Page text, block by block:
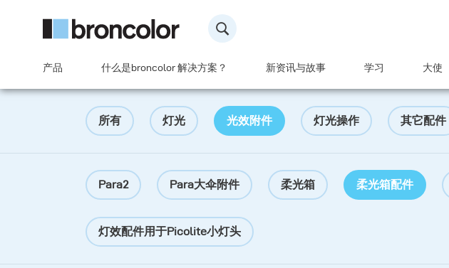
产品 什么是broncolor 解决方案？ 新资讯与故事 学习 大使
所有 灯光 光效附件 灯光操作 其它配件
Para2 Para大伞附件 柔光箱 柔光箱配件
灯效配件用于Picolite小灯头